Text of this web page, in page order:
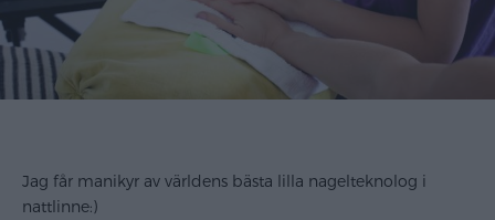
Jag får manikyr av världens bästa lilla nagelteknolog i
nattlinne:)